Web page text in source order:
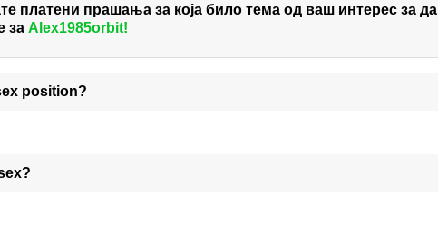
платени прашања за која било тема од ваш интерес за да
за Alex1985orbit!
position?